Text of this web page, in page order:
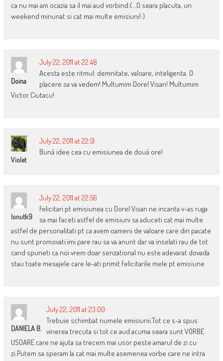
ca nu mai am ocazia sa il mai aud vorbind:(…O seara placuta, un
weekend minunat si cat mai multe emisiuni!:)
Doina
July 22, 2011 at 22:48
Acesta este ritmul: demnitate, valoare, inteligenta. O
placere sa va vedem! Multumim Dorel Visan! Multumim
Victor Ciutacu!
Violet
July 22, 2011 at 22:51
Bună idee cea cu emisiunea de două ore!
Ionutk9
July 22, 2011 at 22:56
felicitari pt emisiunea cu Dorel Visan ne incanta v-as ruga
sa mai faceti astfel de emisiuni sa aduceti cat mai multe
astfel de personalitati pt ca avem oameni de valoare care din pacate
nu sunt promovati imi pare rau sa va anunt dar va inselati rau de tot
cand spuneti ca noi vrem doar senzational nu este adevarat dovada
stau toate mesajele care le-ati primit felicitarile mele pt emisiune
DANIELA B.
July 22, 2011 at 23:00
Trebuie schimbat numele emisiunii.Tot ce s-a spus
vinerea trecuta si tot ce aud acuma seara sunt VORBE
USOARE care ne ajuta sa trecem mai usor peste amarul de zi cu
zi.Putem sa speram la cat mai multe asemenea vorbe care ne intra